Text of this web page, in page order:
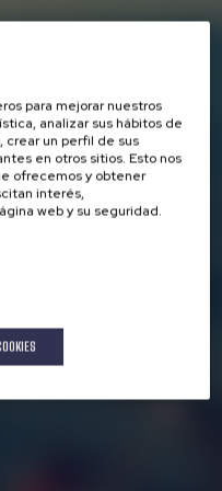
para mejorar nuestros
analizar sus hábitos de
crear un perfil de sus
en otros sitios. Esto nos
ofrecemos y obtener
interés,
web y su seguridad.